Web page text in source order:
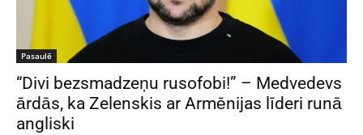
Pasaulē
“Divi bezsmadzeņu rusofobi!” – Medvedevs
ārdās, ka Zelenskis ar Armēnijas līderi runā
angliski